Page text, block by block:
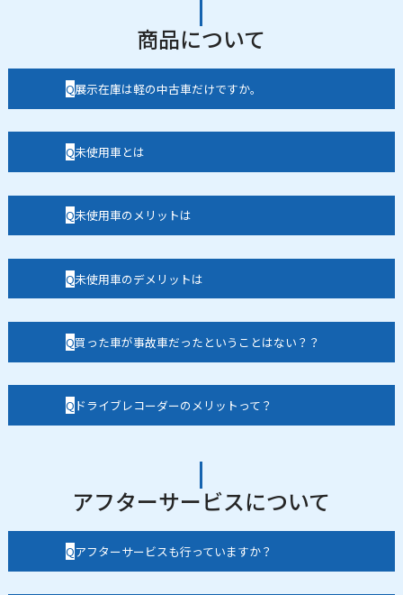
商品について
展示在庫は軽の中古車だけですか。
未使用車とは
未使用車のメリットは
未使用車のデメリットは
買った車が事故車だったということはない？？
ドライブレコーダーのメリットって？
アフターサービスについて
アフターサービスも行っていますか？